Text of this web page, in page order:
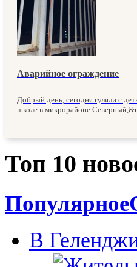
Аварийное ограждение
Добрый день, сегодня гуляли с
школе в микрорайоне
Топ 10
Популярное
В